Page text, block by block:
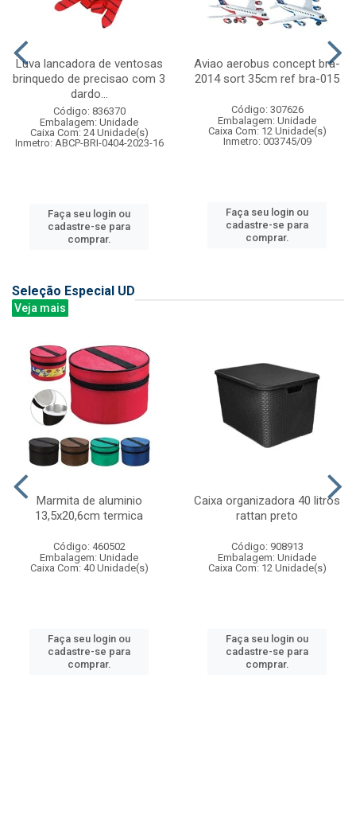
Luva lancadora de ventosas
brinquedo de precisao com 3
dardo...
Código: 836370
Embalagem: Unidade
Caixa Com: 24 Unidade(s)
Inmetro: ABCP-BRI-0404-2023-16
Faça seu login ou
cadastre-se para
comprar.
Aviao aerobus concept bra-
2014 sort 35cm ref bra-015
Código: 307626
Embalagem: Unidade
Caixa Com: 12 Unidade(s)
Inmetro: 003745/09
Faça seu login ou
cadastre-se para
comprar.
Seleção Especial UD
Veja mais
Marmita de aluminio
13,5x20,6cm termica
Código: 460502
Embalagem: Unidade
Caixa Com: 40 Unidade(s)
Faça seu login ou
cadastre-se para
comprar.
Caixa organizadora 40 litros
rattan preto
Código: 908913
Embalagem: Unidade
Caixa Com: 12 Unidade(s)
Faça seu login ou
cadastre-se para
comprar.